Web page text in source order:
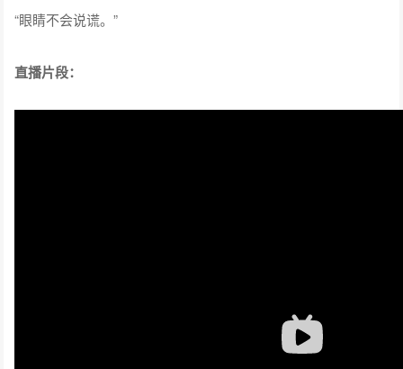
“眼睛不会说谎。”
直播片段：